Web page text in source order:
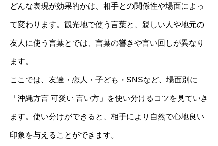
どんな表現が効果的かは、相手との関係性や場面によっ
て変わります。観光地で使う言葉と、親しい人や地元の
友人に使う言葉とでは、言葉の響きや言い回しが異なり
ます。
ここでは、友達・恋人・子ども・SNSなど、場面別に
「沖縄方言 可愛い 言い方」を使い分けるコツを見ていき
ます。使い分けができると、相手により自然で心地良い
印象を与えることができます。